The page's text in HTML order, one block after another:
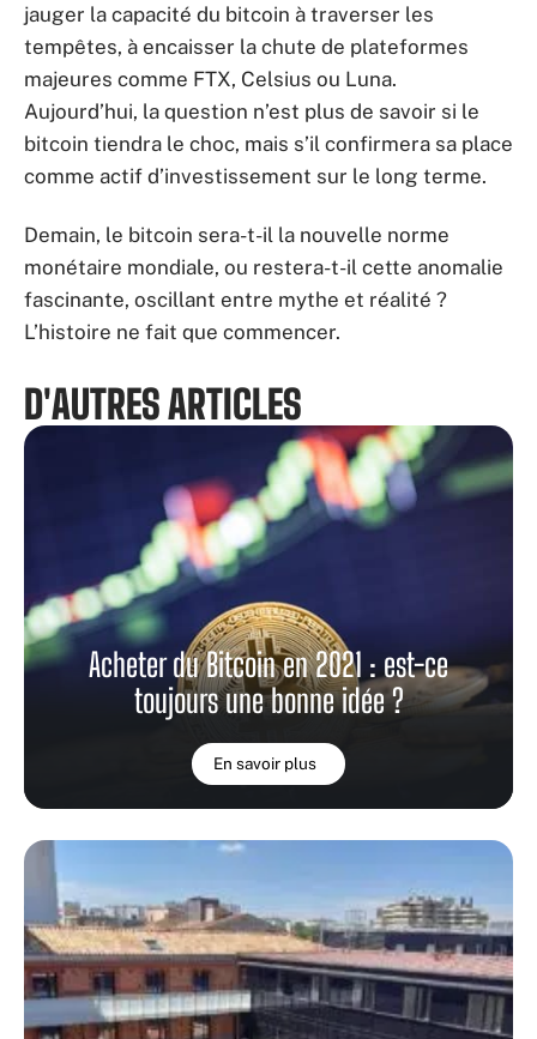
jauger la capacité du bitcoin à traverser les
tempêtes, à encaisser la chute de plateformes
majeures comme FTX, Celsius ou Luna.
Aujourd’hui, la question n’est plus de savoir si le
bitcoin tiendra le choc, mais s’il confirmera sa place
comme actif d’investissement sur le long terme.
Demain, le bitcoin sera-t-il la nouvelle norme
monétaire mondiale, ou restera-t-il cette anomalie
fascinante, oscillant entre mythe et réalité ?
L’histoire ne fait que commencer.
D'AUTRES ARTICLES
Acheter du Bitcoin en 2021 : est-ce
toujours une bonne idée ?
En savoir plus